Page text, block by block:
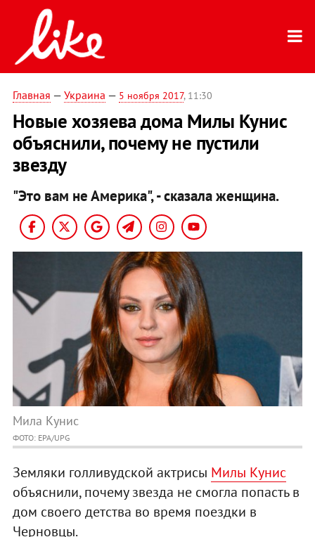
Главная — Украина — 5 ноября 2017, 11:30
Новые хозяева дома Милы Кунис
объяснили, почему не пустили
звезду
"Это вам не Америка", - сказала женщина.
Мила Кунис
ФОТО: EPA/UPG
Земляки голливудской актрисы Милы Кунис
объяснили, почему звезда не смогла попасть в
дом своего детства во время поездки в
Черновцы.